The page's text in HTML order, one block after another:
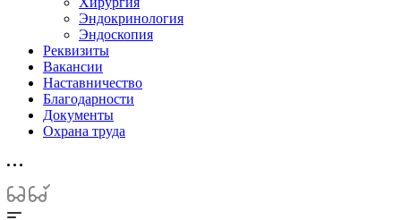
Эндокринология
Эндоскопия
Реквизиты
Вакансии
Наставничество
Благодарности
Документы
Охрана труда